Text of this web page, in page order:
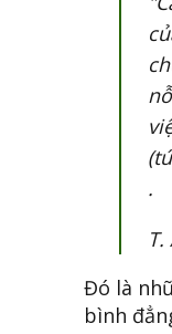
.
T.
Đó là
bình